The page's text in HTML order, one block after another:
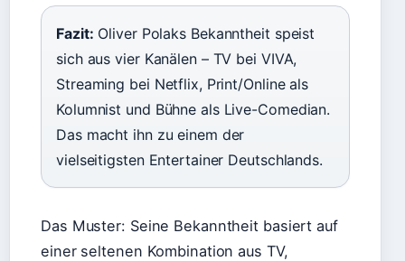
Fazit: Oliver Polaks Bekanntheit speist
sich aus vier Kanälen – TV bei VIVA,
Streaming bei Netflix, Print/Online als
Kolumnist und Bühne als Live-Comedian.
Das macht ihn zu einem der
vielseitigsten Entertainer Deutschlands.
Das Muster: Seine Bekanntheit basiert auf
einer seltenen Kombination aus TV,